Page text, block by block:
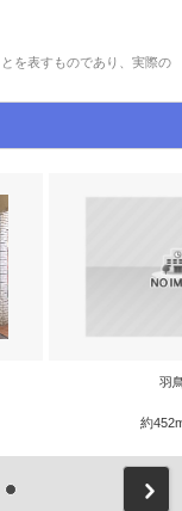
を表すものであり、実際の
羽
約